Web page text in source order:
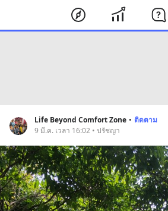
Life Beyond Comfort Zone • ติดตาม
9 มี.ค. เวลา 16:02 • ปรัชญา